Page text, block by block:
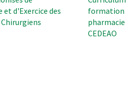
d'Exercice des
formation
pharmacie
CEDEAO